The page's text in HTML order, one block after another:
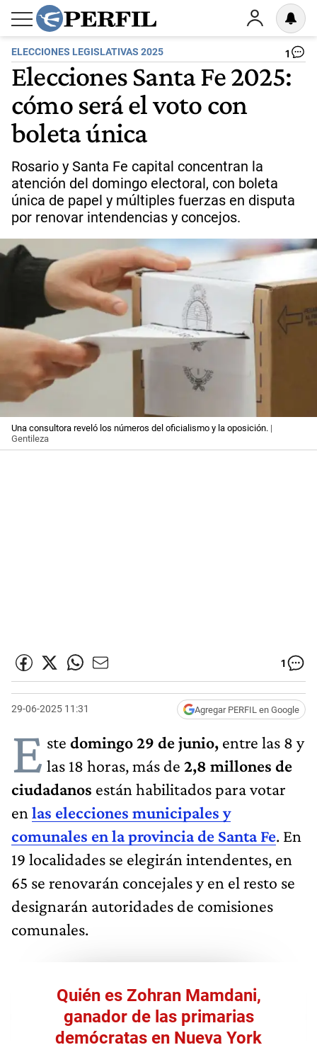
ELECCIONES LEGISLATIVAS 2025 1
Elecciones Santa Fe 2025:
cómo será el voto con
boleta única
Rosario y Santa Fe capital concentran la
atención del domingo electoral, con boleta
única de papel y múltiples fuerzas en disputa
por renovar intendencias y concejos.
Una consultora reveló los números del oficialismo y la oposición. |
Gentileza
1
29-06-2025 11:31 Agregar PERFIL en Google
E ste domingo 29 de junio, entre las 8 y
las 18 horas, más de 2,8 millones de
ciudadanos están habilitados para votar
en las elecciones municipales y
comunales en la provincia de Santa Fe. En
19 localidades se elegirán intendentes, en
65 se renovarán concejales y en el resto se
designarán autoridades de comisiones
comunales.
Quién es Zohran Mamdani,
ganador de las primarias
demócratas en Nueva York